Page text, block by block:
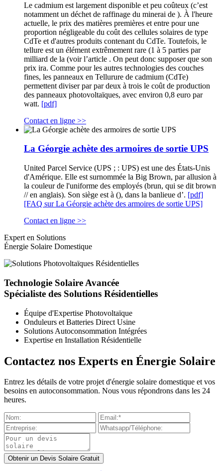
Le cadmium est largement disponible et peu coûteux (c’est
notamment un déchet de raffinage du minerai de ). À l'heure
actuelle, le prix des matières premières et entre pour une
proportion négligeable du coût des cellules solaires de type
CdTe et d'autres produits contenant du CdTe. Toutefois, le
tellure est un élément extrêmement rare (1 à 5 parties par
milliard de la (voir l’article . On peut donc supposer que son
prix ira. Comme pour les autres technologies des couches
fines, les panneaux en Tellurure de cadmium (CdTe)
permettent diviser par par deux à trois le coût de production
des panneaux photovoltaïques, avec environ 0,8 euro par
watt. [pdf]
Contact en ligne >>
La Géorgie achète des armoires de sortie UPS
United Parcel Service (UPS ; : UPS) est une des États-Unis
d'Amérique. Elle est surnommée la Big Brown, par allusion à
la couleur de l'uniforme des employés (brun, qui se dit brown
// en anglais). Son siège est à (), dans la banlieue d’. [pdf]
[FAQ sur La Géorgie achète des armoires de sortie UPS]
Contact en ligne >>
Expert en Solutions
Énergie Solaire Domestique
Technologie Solaire Avancée
Spécialiste des Solutions Résidentielles
Équipe d'Expertise Photovoltaïque
Onduleurs et Batteries Direct Usine
Solutions Autoconsommation Intégrées
Expertise en Installation Résidentielle
Contactez nos Experts en Énergie Solaire
Entrez les détails de votre projet d'énergie solaire domestique et vos
besoins en autoconsommation. Nous vous répondrons dans les 24
heures.